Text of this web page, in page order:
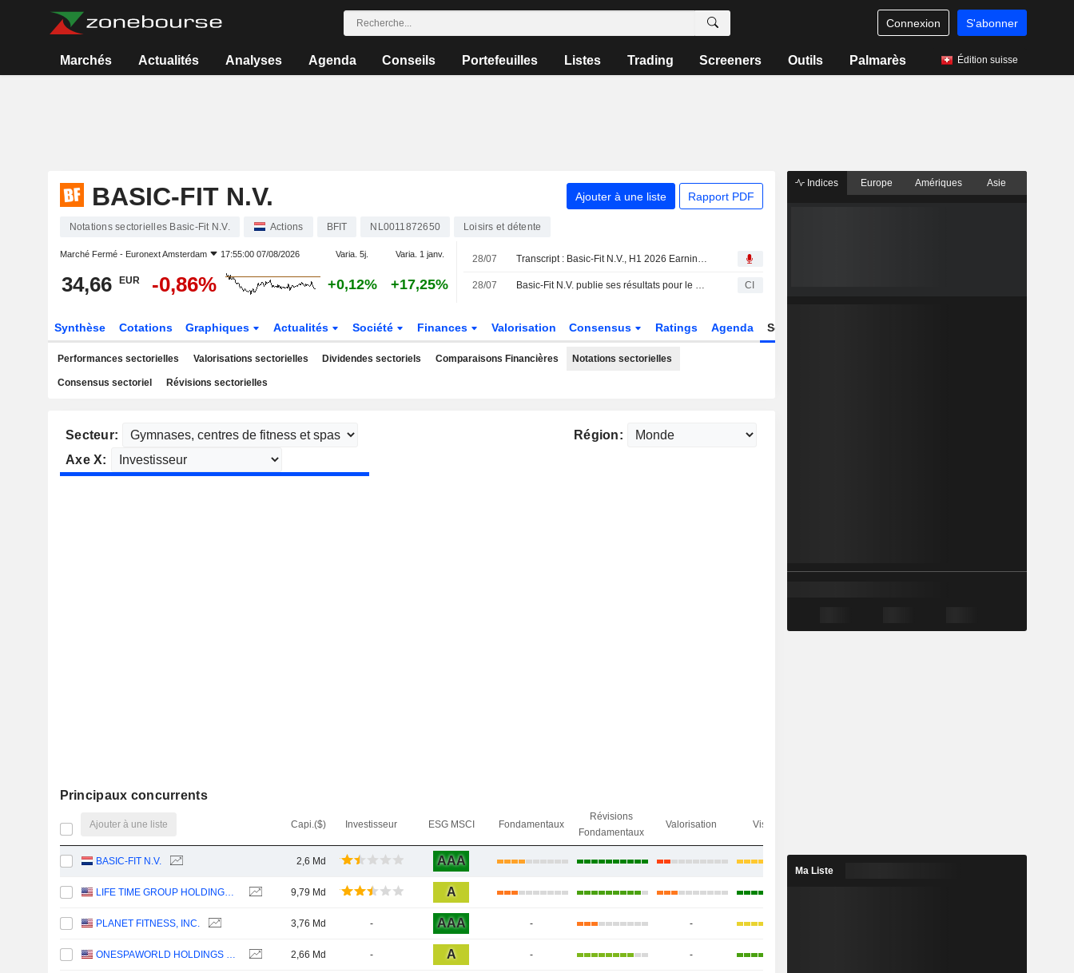
Connexion S'abonner
Marchés Actualités Analyses Agenda Conseils Portefeuilles Listes Trading Screeners Outils Palmarès Édition suisse
BASIC-FIT N.V. Ajouter à une liste Rapport PDF
Notations sectorielles Basic-Fit N.V. Actions BFIT NL0011872650 Loisirs et détente
Marché Fermé - Euronext Amsterdam 17:55:00 07/08/2026 Varia. 5j. Varia. 1 janv.
34,66 EUR -0,86% +0,12% +17,25%
28/07 Transcript : Basic-Fit N.V., H1 2026 Earnings Call, Jul 28, 2026
28/07 Basic-Fit N.V. publie ses résultats pour le premier semestre clos le 30 juin 2026 CI
Synthèse Cotations Graphiques Actualités Société Finances Valorisation Consensus Ratings Agenda Secteur
Performances sectorielles Valorisations sectorielles Dividendes sectoriels Comparaisons Financières Notations sectorielles
Consensus sectoriel Révisions sectorielles
Secteur:
Région:
Axe X:
Principaux concurrents
Ajouter à une liste Capi.($) Investisseur ESG MSCI Fondamentaux
Révisions
Fondamentaux
Valorisation Visibilité
BASIC-FIT N.V. 2,6 Md AAA
LIFE TIME GROUP HOLDINGS, INC. 9,79 Md A
PLANET FITNESS, INC. 3,76 Md - AAA - -
ONESPAWORLD HOLDINGS LIMITED 2,66 Md - A - -
Indices Europe Amériques Asie
Ma Liste